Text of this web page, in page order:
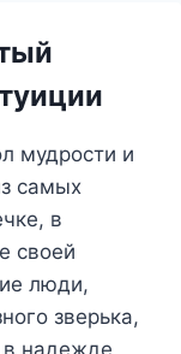
мудрости и
самых
в
своей
люди,
зверька,